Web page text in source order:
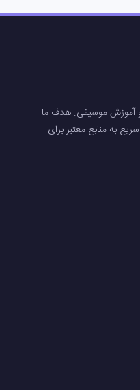
آموزش موسیقی. هدف ما
به منابع معتبر برای